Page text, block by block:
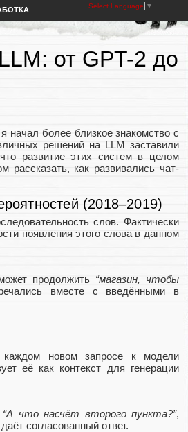
Select Language ▼
от GPT-2 до
начал более близкое знакомство с
решений на LLM заставили
развитие этих систем в целом
рассказать, как развивались чат-
(2018–2019)
слов. Фактически
появления этого слова в данном
продолжить “магазин, чтобы
вместе с введёнными в
новом запросе к модели
её как контекст для генерации
“А что насчёт второго пункта?”,
согласованный ответ.